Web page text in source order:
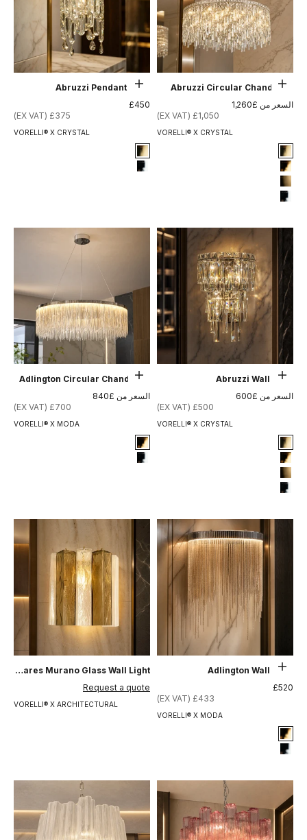
حدِّد الخيارات
VORELLI® X CRYSTAL
Abruzzi Circular Chandelier
السعر بعد الخصم
السعر من £1,260
£1,050 (EX VAT)
Signature Finish
4-titanium-gold
5-electro-gold
8-brushed-brass
12-chrome
حدِّد الخيارات
VORELLI® X CRYSTAL
Abruzzi Pendant Light
السعر بعد الخصم
£450
£375 (EX VAT)
Signature Finish
4-titanium-gold
12-chrome
حدِّد الخيارات
VORELLI® X CRYSTAL
Abruzzi Wall Light
السعر بعد الخصم
السعر من £600
£500 (EX VAT)
Signature Finish
4-titanium-gold
5-electro-gold
8-brushed-brass
12-chrome
حدِّد الخيارات
VORELLI® X MODA
Adlington Circular Chandelier
السعر بعد الخصم
السعر من £840
£700 (EX VAT)
Signature Finish
5-electro-gold
12-chrome
حدِّد الخيارات
VORELLI® X MODA
Adlington Wall Light
السعر بعد الخصم
£520
£433 (EX VAT)
Signature Finish
#5 Electro Gold
#12 Chrome
VORELLI® X ARCHITECTURAL
Adria Squares Murano Glass Wall Light
السعر بعد الخصم
Request a quote